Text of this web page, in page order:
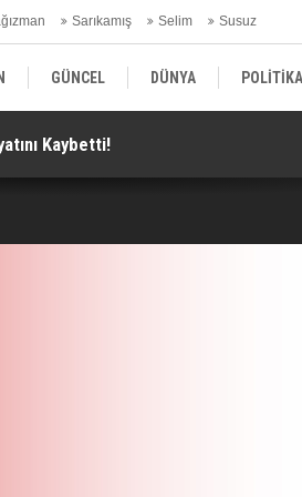
Sarıkamış Selim Susuz
GÜNCEL DÜNYA POLİTİKA
KÜLTÜR | SANAT | MAGAZİN
Kaybetti!